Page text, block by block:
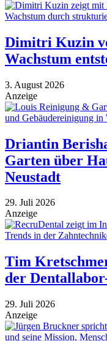
Dimitri Kuzin
Wachstum
3. August 2026
Anzeige
Driantin
Garten über
Neustadt
29. Juli 2026
Anzeige
Tim
der
29. Juli 2026
Anzeige